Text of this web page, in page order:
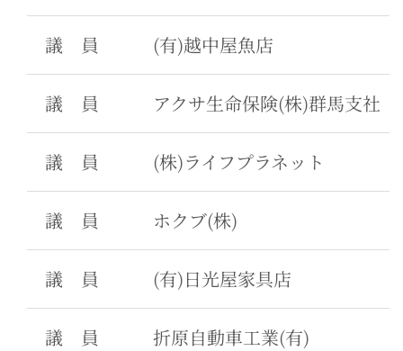
議 員 (有)越中屋魚店
議 員 アクサ生命保険(株)群馬支社
議 員 (株)ライフプラネット
議 員 ホクブ(株)
議 員 (有)日光屋家具店
議 員 折原自動車工業(有)